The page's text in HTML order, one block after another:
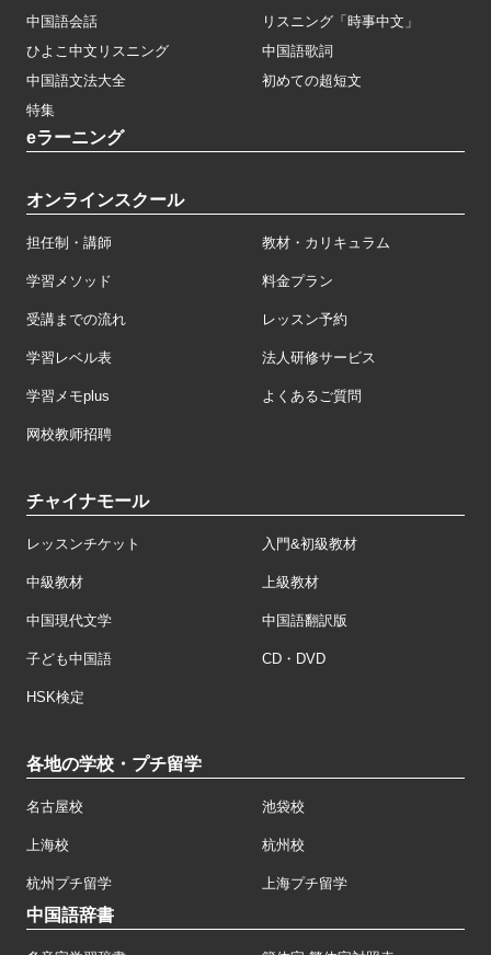
中国語会話
リスニング「時事中文」
ひよこ中文リスニング
中国語歌詞
中国語文法大全
初めての超短文
特集
eラーニング
オンラインスクール
担任制・講師 教材・カリキュラム
学習メソッド 料金プラン
受講までの流れ レッスン予約
学習レベル表 法人研修サービス
学習メモplus よくあるご質問
网校教师招聘
チャイナモール
レッスンチケット 入門&初級教材
中級教材 上級教材
中国現代文学 中国語翻訳版
子ども中国語 CD・DVD
HSK検定
各地の学校・プチ留学
名古屋校 池袋校
上海校 杭州校
杭州プチ留学 上海プチ留学
中国語辞書